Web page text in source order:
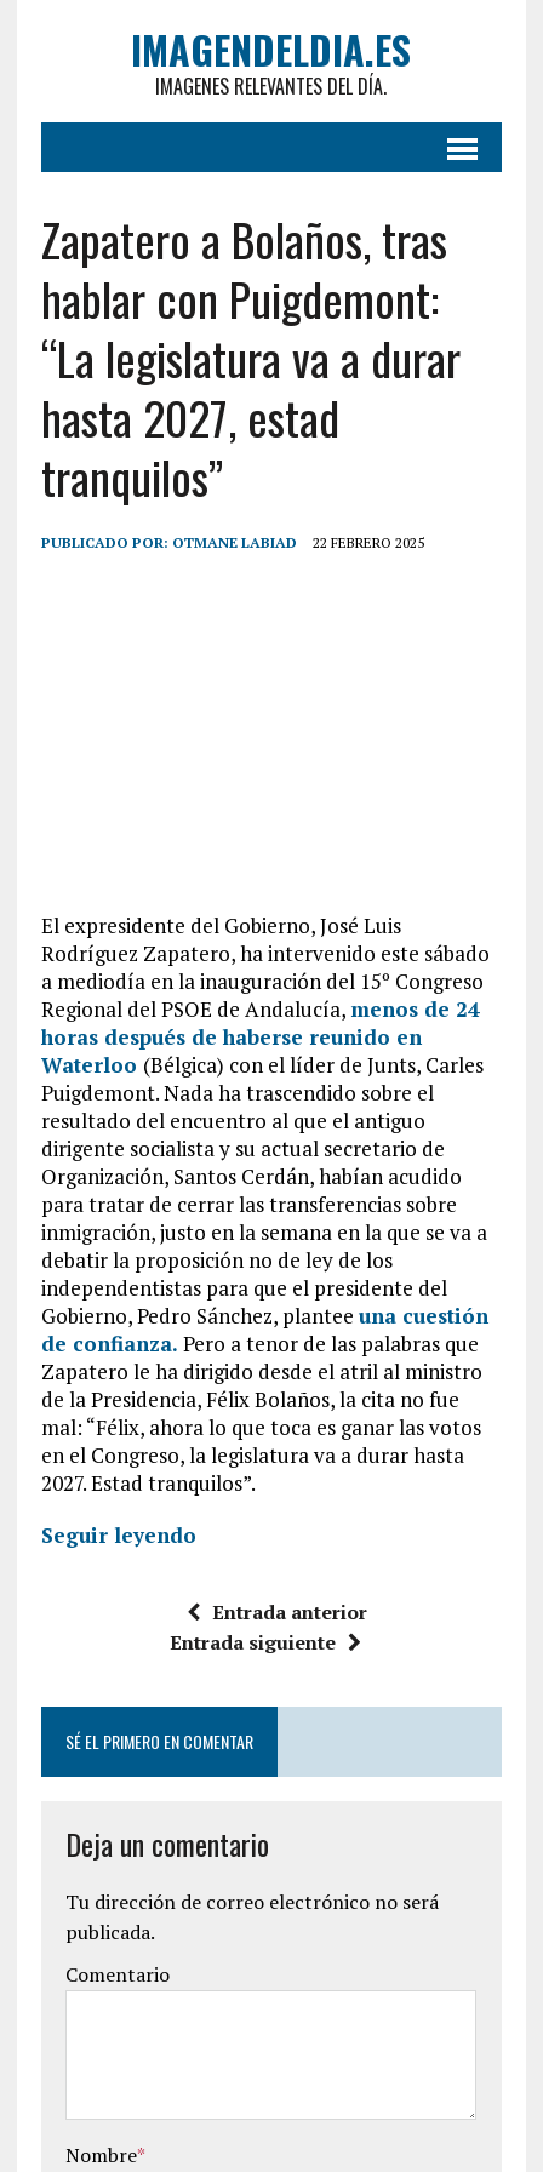
IMAGENDELDIA.ES
IMAGENES RELEVANTES DEL DÍA.
Zapatero a Bolaños, tras
hablar con Puigdemont:
“La legislatura va a durar
hasta 2027, estad
tranquilos”
PUBLICADO POR: OTMANE LABIAD 22 FEBRERO 2025
El expresidente del Gobierno, José Luis
Rodríguez Zapatero, ha intervenido este sábado
a mediodía en la inauguración del 15º Congreso
Regional del PSOE de Andalucía, menos de 24
horas después de haberse reunido en
Waterloo (Bélgica) con el líder de Junts, Carles
Puigdemont. Nada ha trascendido sobre el
resultado del encuentro al que el antiguo
dirigente socialista y su actual secretario de
Organización, Santos Cerdán, habían acudido
para tratar de cerrar las transferencias sobre
inmigración, justo en la semana en la que se va a
debatir la proposición no de ley de los
independentistas para que el presidente del
Gobierno, Pedro Sánchez, plantee una cuestión
de confianza. Pero a tenor de las palabras que
Zapatero le ha dirigido desde el atril al ministro
de la Presidencia, Félix Bolaños, la cita no fue
mal: “Félix, ahora lo que toca es ganar las votos
en el Congreso, la legislatura va a durar hasta
2027. Estad tranquilos”.
Seguir leyendo
Entrada anterior
Entrada siguiente
SÉ EL PRIMERO EN COMENTAR
Deja un comentario
Tu dirección de correo electrónico no será
publicada.
Comentario
Nombre*